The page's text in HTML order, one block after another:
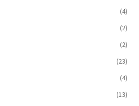
(4)
(2)
(2)
(23)
(4)
(13)